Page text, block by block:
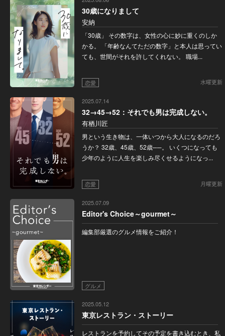
30歳になりまして
安納
「30歳」 その数字は、女性の心に妙に重くのしか
かる。 「年齢なんてただの数字」と本人は思ってい
ても、世間がそれを許してくれない。 職場...
恋愛 水曜更新
2025.07.14
32→45→52：それでも男は完成しない。
有栖川匠
男という生き物は、一体いつから大人になるのだろ
うか？ 32歳、45歳、52歳──。 いくつになっても
少年のように人生を楽しみ尽くせるようになっ...
恋愛 月曜更新
2025.07.09
Editor's Choice～gourmet～
編集部厳選のグルメ情報をご紹介！
グルメ
2025.05.12
東京レストラン・ストーリー
レストランを予約してその予定を書き込むとき、私